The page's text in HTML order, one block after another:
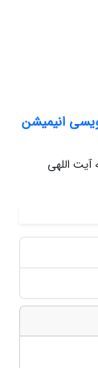
انیمیشن
آیت اللهی